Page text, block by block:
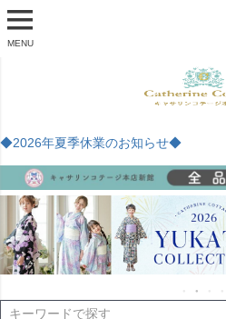
MENU
◆2026年夏季休業のお知らせ◆
新着順
登録順
価格が安い順
価格が高い順
優先度順
レビュー順